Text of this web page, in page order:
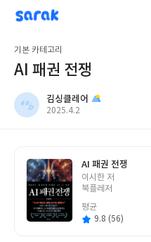
sarak
김싱클레어
기본 카테고리
AI 패권 전쟁
김싱클레어
작
2025.4.2
AI 패권 전쟁
글
쓴
이시한 저
북플레저
평균
9.8 (56)